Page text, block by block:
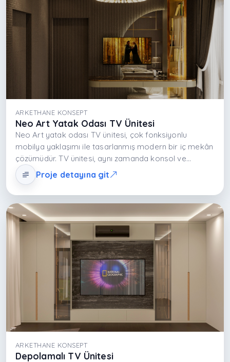
ARKETHANE KONSEPT
Neo Art Yatak Odası TV Ünitesi
Neo Art yatak odası TV ünitesi, çok fonksiyonlu
mobilya yaklaşımı ile tasarlanmış modern bir iç mekân
çözümüdür. TV ünitesi, aynı zamanda konsol ve
makyaj masası olarak kullanılabilen modüler yapısı
sayesinde alan verimliliği sağlar. Nötr tonlar ve sade
yüzeyler yatak odasında ferah ve düzenli bir atmosfer
oluştururken depolama çözümleri günlük kullanım
konforunu artırır. Tasarım, modern yaşam stiline
uyumlu esnek bir kullanım deneyimi sunar.
Proje detayına git
ARKETHANE KONSEPT
Depolamalı TV Ünitesi